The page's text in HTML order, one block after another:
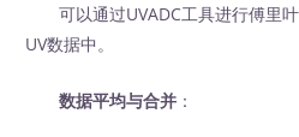
可以通过UVADC工具进行傅里叶
UV数据中。
数据平均与合并 ：